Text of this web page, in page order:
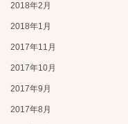
2018年2月
2018年1月
2017年11月
2017年10月
2017年9月
2017年8月